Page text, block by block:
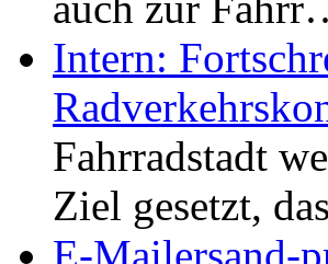
Intern:
Fahrradstadt
Ziel gesetzt,
E-Mailersand-